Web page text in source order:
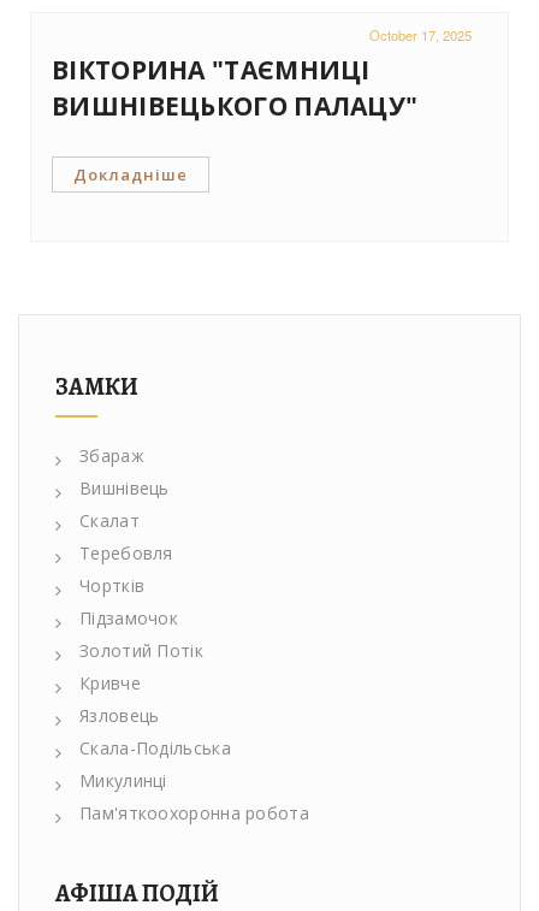
October 17, 2025
ВІКТОРИНА "ТАЄМНИЦІ
ВИШНІВЕЦЬКОГО ПАЛАЦУ"
Докладніше
ЗАМКИ
Збараж
Вишнівець
Скалат
Теребовля
Чортків
Підзамочок
Золотий Потік
Кривче
Язловець
Скала-Подільська
Микулинці
Пам'яткоохоронна робота
АФІША ПОДІЙ